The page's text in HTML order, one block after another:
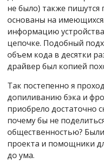
не было) также пишутся
основаны на
информацию
цепочке. Подобный
объем кода в десятки
драйвер был копией
Так постепенно я
допиливанию бэка и
приобрело достаточно
почему бы не
общественностью?
проекта и помощники
до ума.